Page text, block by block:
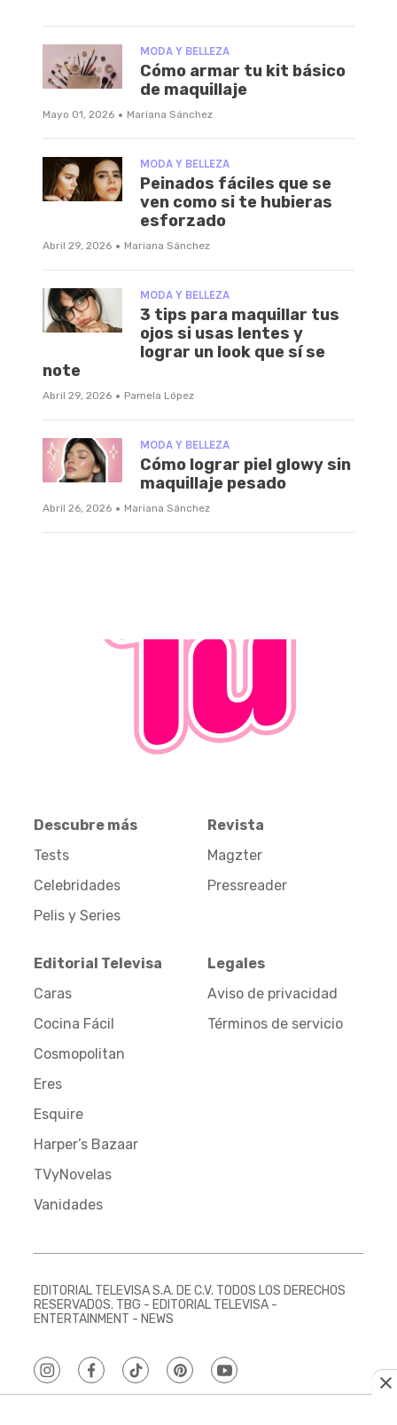
MODA Y BELLEZA
Cómo armar tu kit básico
de maquillaje
Mayo 01, 2026 · Mariana Sánchez
MODA Y BELLEZA
Peinados fáciles que se
ven como si te hubieras
esforzado
Abril 29, 2026 · Mariana Sánchez
MODA Y BELLEZA
3 tips para maquillar tus
ojos si usas lentes y
lograr un look que sí se
note
Abril 29, 2026 · Pamela López
MODA Y BELLEZA
Cómo lograr piel glowy sin
maquillaje pesado
Abril 26, 2026 · Mariana Sánchez
Descubre más
Tests
Celebridades
Pelis y Series
Revista
Magzter
Pressreader
Editorial Televisa
Caras
Cocina Fácil
Cosmopolitan
Eres
Esquire
Harper’s Bazaar
TVyNovelas
Vanidades
Legales
Aviso de privacidad
Términos de servicio
EDITORIAL TELEVISA S.A. DE C.V. TODOS LOS DERECHOS
RESERVADOS. TBG - EDITORIAL TELEVISA -
ENTERTAINMENT - NEWS
instagramfacebooktiktokpinterestyoutube